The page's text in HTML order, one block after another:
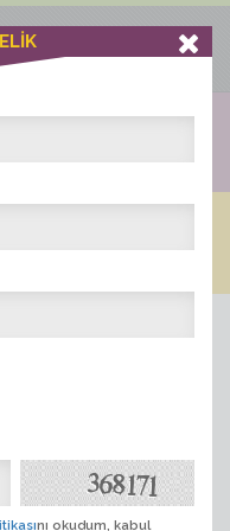
İNDİR
nı okudum, kabul